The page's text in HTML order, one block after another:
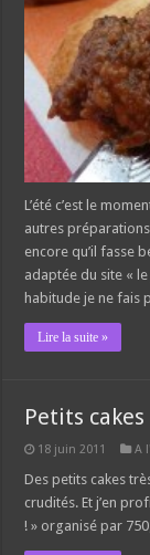
L’été c’est le
autres
encore qu’il fasse
adaptée du site «
habitude je ne fais
Lire la suite »
Petits
18 juin 2011 A
Des petits cakes
crudités. Et j’en
! » organisé par